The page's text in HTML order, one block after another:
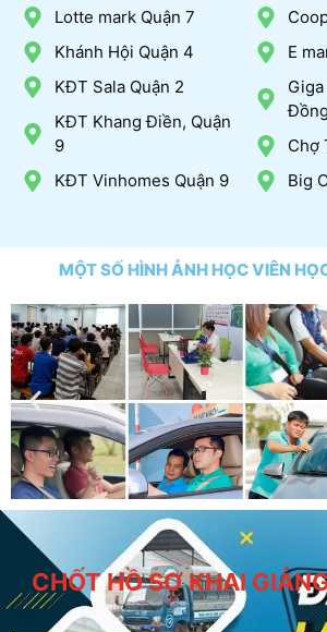
Lotte mark Quận 7
Khánh Hội Quận 4
KĐT Sala Quận 2
KĐT Khang Điền, Quận
9
KĐT Vinhomes Quận 9
E
Đồng
Chợ
Big
MỘT SỐ HÌNH ẢNH HỌC VIÊN
CHỐT HỒ SƠ KHAI